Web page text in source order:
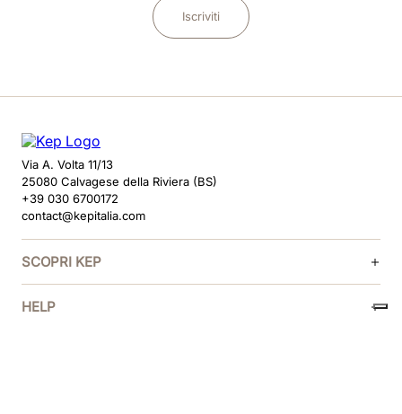
Iscriviti
Via A. Volta 11/13
25080 Calvagese della Riviera (BS)
+39 030 6700172
contact@kepitalia.com
SCOPRI KEP
HELP